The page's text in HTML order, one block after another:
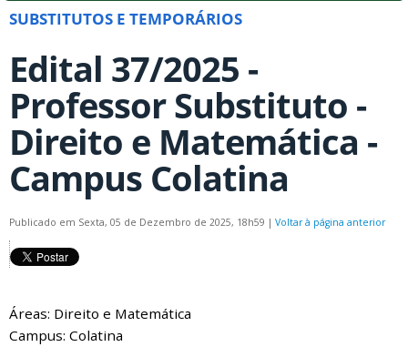
SUBSTITUTOS E TEMPORÁRIOS
Edital 37/2025 -
Professor Substituto -
Direito e Matemática -
Campus Colatina
Publicado em Sexta, 05 de Dezembro de 2025, 18h59 | Voltar à página anterior
Áreas: Direito e Matemática
Campus: Colatina